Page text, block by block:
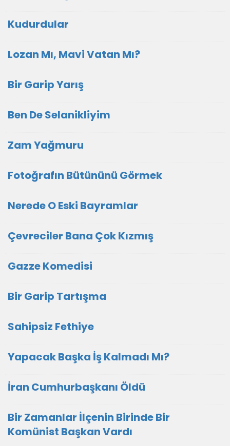
Kudurdular
Lozan Mı, Mavi Vatan Mı?
Bir Garip Yarış
Ben De Selanikliyim
Zam Yağmuru
Fotoğrafın Bütününü Görmek
Nerede O Eski Bayramlar
Çevreciler Bana Çok Kızmış
Gazze Komedisi
Bir Garip Tartışma
Sahipsiz Fethiye
Yapacak Başka İş Kalmadı Mı?
İran Cumhurbaşkanı Öldü
Bir Zamanlar İlçenin Birinde Bir
Komünist Başkan Vardı